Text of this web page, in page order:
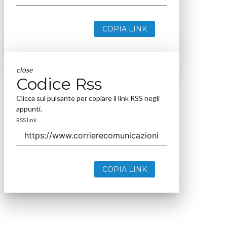
COPIA LINK
close
Codice Rss
Clicca sul pulsante per copiare il link RSS negli
appunti.
RSS link
COPIA LINK